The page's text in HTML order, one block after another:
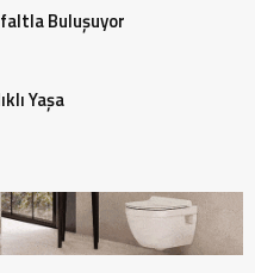
Buluşuyor
Yaşa